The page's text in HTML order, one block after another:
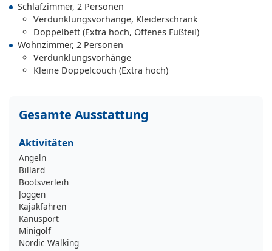
Schlafzimmer, 2 Personen
Verdunklungsvorhänge, Kleiderschrank
Doppelbett (Extra hoch, Offenes Fußteil)
Wohnzimmer, 2 Personen
Verdunklungsvorhänge
Kleine Doppelcouch (Extra hoch)
Gesamte Ausstattung
Aktivitäten
Angeln
Billard
Bootsverleih
Joggen
Kajakfahren
Kanusport
Minigolf
Nordic Walking